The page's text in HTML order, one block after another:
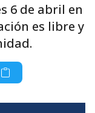
6 de abril en
es libre y